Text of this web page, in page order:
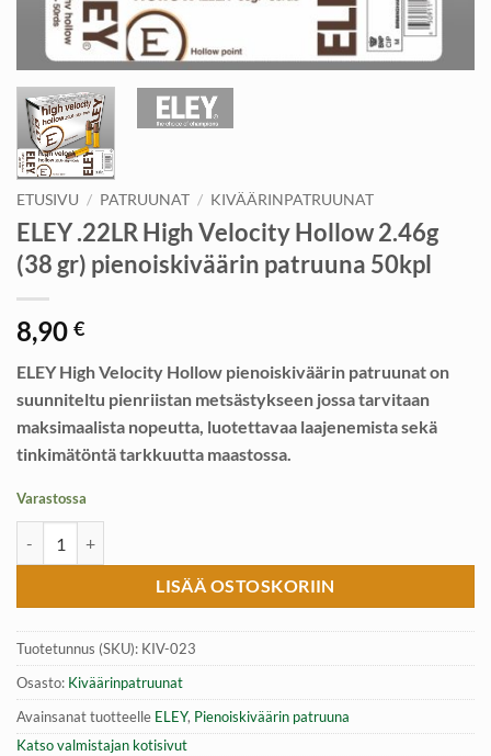
ETUSIVU / PATRUUNAT / KIVÄÄRINPATRUUNAT
ELEY .22LR High Velocity Hollow 2.46g
(38 gr) pienoiskiväärin patruuna 50kpl
8,90 €
ELEY High Velocity Hollow pienoiskiväärin patruunat on
suunniteltu pienriistan metsästykseen jossa tarvitaan
maksimaalista nopeutta, luotettavaa laajenemista sekä
tinkimätöntä tarkkuutta maastossa.
Varastossa
LISÄÄ OSTOSKORIIN
Tuotetunnus (SKU): KIV-023
Osasto: Kiväärinpatruunat
Avainsanat tuotteelle ELEY, Pienoiskiväärin patruuna
Katso valmistajan kotisivut